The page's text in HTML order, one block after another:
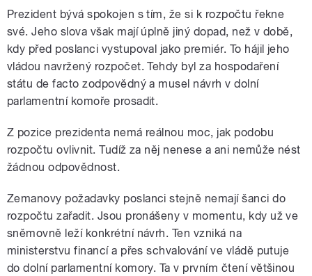
Prezident bývá spokojen s tím, že si k rozpočtu řekne
své. Jeho slova však mají úplně jiný dopad, než v době,
kdy před poslanci vystupoval jako premiér. To hájil jeho
vládou navržený rozpočet. Tehdy byl za hospodaření
státu de facto zodpovědný a musel návrh v dolní
parlamentní komoře prosadit.
Z pozice prezidenta nemá reálnou moc, jak podobu
rozpočtu ovlivnit. Tudíž za něj nenese a ani nemůže nést
žádnou odpovědnost.
Zemanovy požadavky poslanci stejně nemají šanci do
rozpočtu zařadit. Jsou pronášeny v momentu, kdy už ve
sněmovně leží konkrétní návrh. Ten vzniká na
ministerstvu financí a přes schvalování ve vládě putuje
do dolní parlamentní komory. Ta v prvním čtení většinou